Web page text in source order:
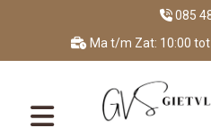
085
Ma t/m Zat: 10:00